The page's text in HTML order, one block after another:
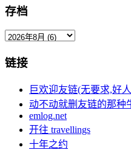
存档
链接
巨欢迎友链(无要求,好
动不动就删友链的那种
emlog.net
开往 travellings
十年之约